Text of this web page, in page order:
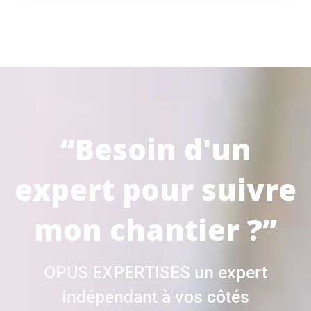
“Besoin d'un
expert pour suivre
mon chantier ?”
OPUS EXPERTISES un expert
indépendant à vos côtés